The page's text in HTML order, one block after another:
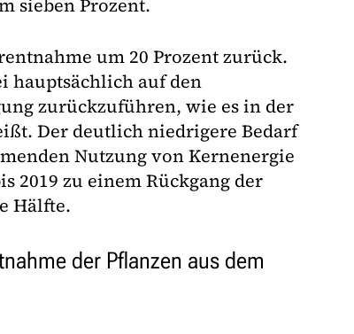
sieben Prozent.
um 20 Prozent zurück.
hauptsächlich auf den
zurückzuführen, wie es in der
Der deutlich niedrigere Bedarf
Nutzung von Kernenergie
2019 zu einem Rückgang der
Hälfte.
der Pflanzen aus dem